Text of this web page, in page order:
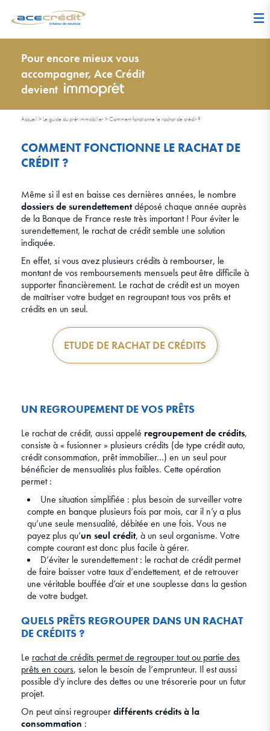
Pour encore mieux vous
accompagner, Ace Crédit
devient
Accueil > Le guide du prêt immobilier>Comment fonctionne le rachat de crédit ?
COMMENT FONCTIONNE LE RACHAT DE
CRÉDIT ?
Même si il est en baisse ces dernières années, le nombre
dossiers de surendettementdéposé chaque année auprès
de la Banque de France reste très important ! Pour éviter le
surendettement, le rachat de crédit semble une solution
indiquée.
En effet, si vous avez plusieurs crédits à rembourser, le
montant de vos remboursements mensuels peut être difficile à
supporter financièrement. Le rachat de crédit est un moyen
de maîtriser votre budget en regroupant tous vos prêts et
crédits en un seul.
ETUDE DE RACHAT DE CRÉDITS
UN REGROUPEMENT DE VOS PRÊTS
Le rachat de crédit, aussi appelé regroupement de crédits,
consiste à « fusionner » plusieurs crédits (de type crédit auto,
crédit consommation, prêt immobilier…) en un seul pour
bénéficier de mensualités plus faibles. Cette opération
permet :
Une situation simplifiée : plus besoin de surveiller votre
compte en banque plusieurs fois par mois, car il n’y a plus
qu’une seule mensualité, débitée en une fois. Vous ne
payez plus qu’un seul crédit, à un seul organisme. Votre
compte courant est donc plus facile à gérer.
D’éviter le surendettement : le rachat de crédit permet
de faire baisser votre taux d’endettement, et de retrouver
une véritable bouffée d’air et une souplesse dans la gestion
de votre budget.
QUELS PRÊTS REGROUPER DANS UN RACHAT
DE CRÉDITS ?
Le rachat de crédits permet de regrouper tout ou partie des
prêts en cours, selon le besoin de l’emprunteur. Il est aussi
possible d’y inclure des dettes ou une trésorerie pour un futur
projet.
On peut ainsi regrouperdifférents crédits à la
consommation :